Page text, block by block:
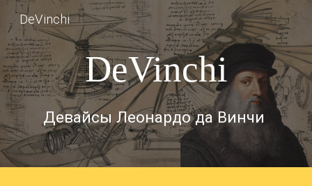
Skip to main content Skip to navigation
DeVinchi
DeVinchi
Девайсы Леонардо да Винчи